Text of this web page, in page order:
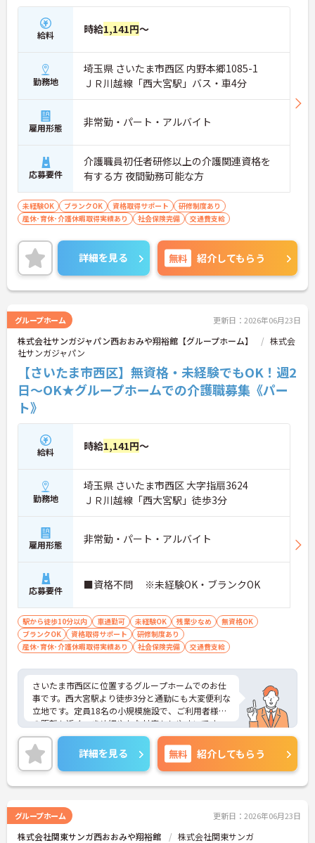
＜幅広い世代が助け合う、あたたかい人間関係＞20
代の若手スタッフから、30～50代の中堅・主婦
（夫）層、そして60代のシニア世代まで、幅広い年
代のスタッフが和気あいあいと活躍しています。
「人が好き」という思いを持った、仲間思いのスタ
ッフばかりです。仕事の悩みや困りごとも気軽に相
ことなく安心して働けます。
＜未経験・ブランクからでも着実にプロへ成長＞介
護のお仕事が初めての方や、お仕事から離れていた
ブランクのある方でも大歓迎の職場です。入社後
は、頼りになる先輩スタッフと一緒に実務を行いな
がら基本から丁寧に学べるOJT体制が整っていま
す。さらに、介護技術や保険制度について学べる研
修も用意されているため、自分のペースで段階的に
スキルアップし、確かな自信をつけていくことがで
給料 時給1,141円～
勤務地
埼玉県 さいたま市西区 内野本郷1085-1
ＪＲ川越線「西大宮駅」バス・車4分
雇用形態 非常勤・パート・アルバイト
応募要件
介護職員初任者研修以上の介護関連資格を
有する方 夜間勤務可能な方
未経験OK ブランクOK 資格取得サポート
研修制度あり
産休･育休･介護休暇取得実績あり
社会保険完備 交通費支給
詳細を見る 無料 紹介してもらう
グループホーム 更新日：2026年06月23日
株式会社サンガジャパン西おおみや翔裕館【グループホーム】
株式会
社サンガジャパン
【さいたま市西区】無資格・未経験でもOK！週2
日～OK★グループホームでの介護職募集《パー
ト》
給料 時給1,141円～
勤務地
埼玉県 さいたま市西区 大字指扇3624
ＪＲ川越線「西大宮駅」徒歩3分
雇用形態 非常勤・パート・アルバイト
応募要件 ■資格不問 ※未経験OK・ブランクOK
駅から徒歩10分以内 車通勤可 未経験OK 残業少なめ
無資格OK
ブランクOK
資格取得サポート
研修制度あり
産休･育休･介護休暇取得実績あり
社会保険完備 交通費支給
さいたま市西区に位置するグループホームでのお仕
事です。西大宮駅より徒歩3分と通勤にも大変便利な
立地です。定員18名の小規模施設で、ご利用者様と
の距離も近く、きめ細やかな対応もしやすいです。
介護系の資格や経験がない方もチャレンジOK！研修
制度も充実しており学べる環境です。
ご興味のある方には、面接対策ポイントなど、さら
に詳細をお話しいたしますのでお気軽にご相談くだ
さい！
詳細を見る 無料 紹介してもらう
グループホーム 更新日：2026年06月23日
株式会社関東サンガ西おおみや翔裕館 株式会社関東サンガ